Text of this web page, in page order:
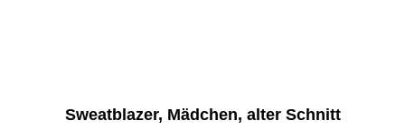
Sweatblazer, Mädchen, alter Schnitt